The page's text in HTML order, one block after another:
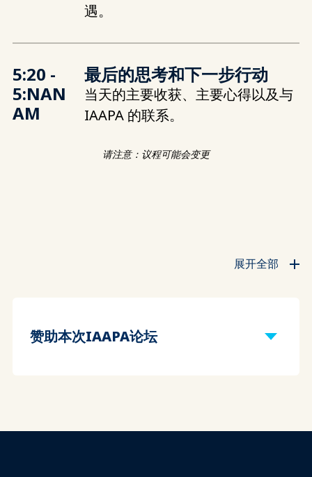
遇。
5:20 -
5:NAN
AM
最后的思考和下一步行动
当天的主要收获、主要心得以及与
IAAPA 的联系。
请注意：议程可能会变更
展开全部
赞助本次IAAPA论坛